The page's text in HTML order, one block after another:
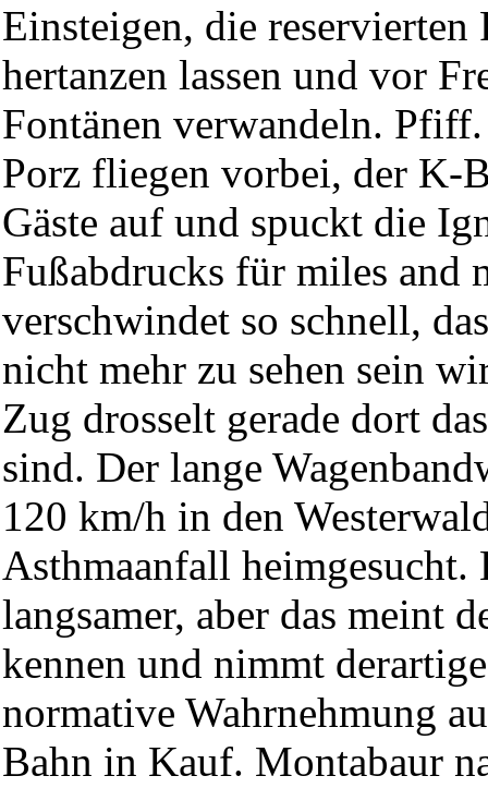
Einsteigen, die reservierten
hertanzen lassen und vor
Fontänen verwandeln.
Porz fliegen vorbei, der K-
Gäste auf und spuckt die
Fußabdrucks für miles and
verschwindet so schnell,
nicht mehr zu sehen sein
Zug drosselt gerade dort
sind. Der lange
120 km/h in den
Asthmaanfall heimgesucht.
langsamer, aber das meint
kennen und nimmt
normative Wahrnehmung
Bahn in Kauf. Montabaur